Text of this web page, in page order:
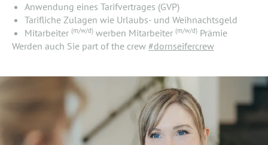
Anwendung eines Tarifvertrages (GVP)
Tarifliche Zulagen wie Urlaubs- und Weihnachtsgeld
Mitarbeiter (m/w/d)werben Mitarbeiter (m/w/d)Prämie
Werden auch Sie part of the crew #dornseifercrew